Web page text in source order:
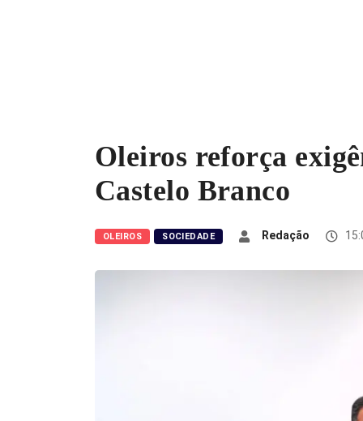
Oleiros reforça
Castelo Branco
OLEIROS SOCIEDADE Redação